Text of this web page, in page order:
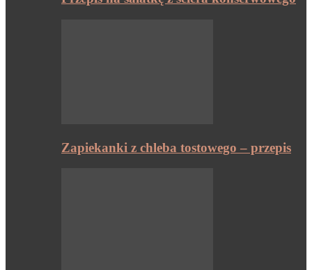
Zapiekanki z chleba tostowego – przepis